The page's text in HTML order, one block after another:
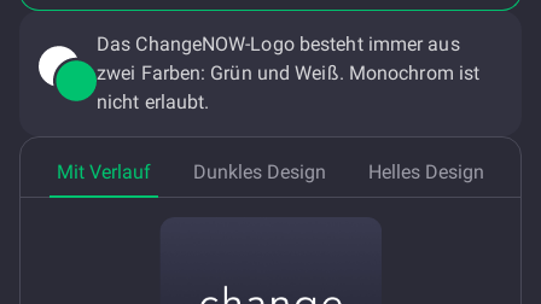
Das ChangeNOW-Logo besteht immer aus
zwei Farben: Grün und Weiß. Monochrom ist
nicht erlaubt.
Mit Verlauf Dunkles Design Helles Design